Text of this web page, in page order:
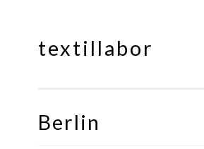
Springe
textillabor
Berlin